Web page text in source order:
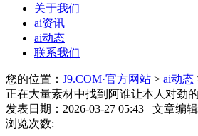
关于我们
ai资讯
ai动态
联系我们
您的位置： J9.COM·官方网站 > ai动态
正在大量素材中找到阿谁让本人对劲的
发表日期：2026-03-27 05:43 文章编
浏览次数: